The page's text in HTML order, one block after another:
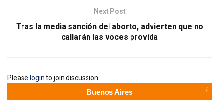
Next Post
Tras la media sanción del aborto, advierten que no
callarán las voces provida
Please login to join discussion
Buenos Aires